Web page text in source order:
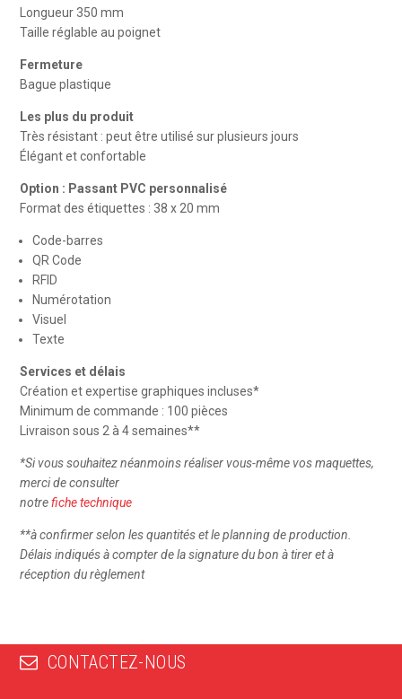
Longueur 350 mm
Taille réglable au poignet
Fermeture
Bague plastique
Les plus du produit
Très résistant : peut être utilisé sur plusieurs jours
Élégant et confortable
Option : Passant PVC personnalisé
Format des étiquettes : 38 x 20 mm
Code-barres
QR Code
RFID
Numérotation
Visuel
Texte
Services et délais
Création et expertise graphiques incluses*
Minimum de commande : 100 pièces
Livraison sous 2 à 4 semaines**
*Si vous souhaitez néanmoins réaliser vous-même vos maquettes,
merci de consulter
notrefiche technique
**à confirmer selon les quantités et le planning de production.
Délais indiqués à compter de la signature du bon à tirer et à
réception du règlement
CONTACTEZ-NOUS